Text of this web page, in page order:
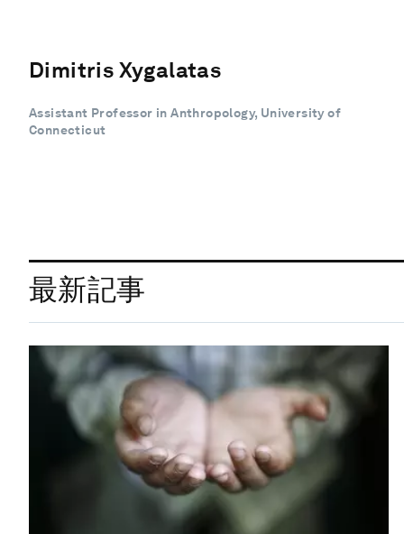
Dimitris Xygalatas
Assistant Professor in Anthropology, University of
Connecticut
最新記事